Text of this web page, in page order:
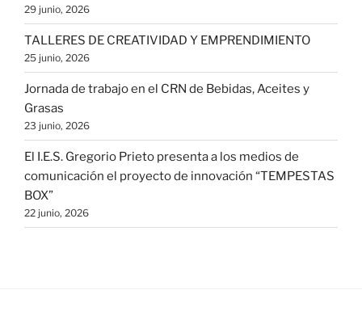
29 junio, 2026
TALLERES DE CREATIVIDAD Y EMPRENDIMIENTO
25 junio, 2026
Jornada de trabajo en el CRN de Bebidas, Aceites y
Grasas
23 junio, 2026
El I.E.S. Gregorio Prieto presenta a los medios de
comunicación el proyecto de innovación “TEMPESTAS
BOX”
22 junio, 2026